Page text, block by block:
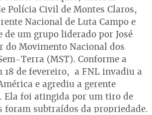
Polícia Civil de Montes Claros,
Nacional de Luta Campo e
de um grupo liderado por José
do Movimento Nacional dos
Terra (MST). Conforme a
18 de fevereiro, a FNL invadiu a
e agrediu a gerente
Ela foi atingida por um tiro de
foram subtraídos da propriedade.